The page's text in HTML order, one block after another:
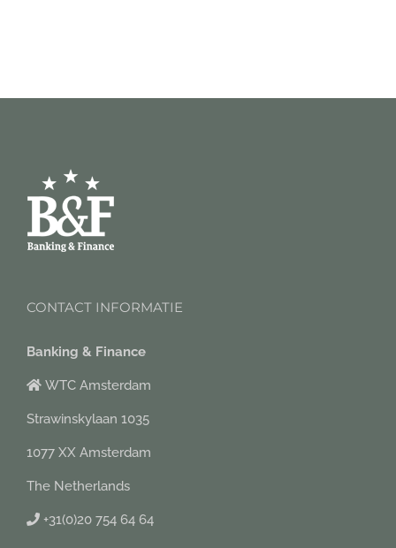
CONTACT INFORMATIE
Banking & Finance
WTC Amsterdam
Strawinskylaan 1035
1077 XX Amsterdam
The Netherlands
+31(0)20 754 64 64